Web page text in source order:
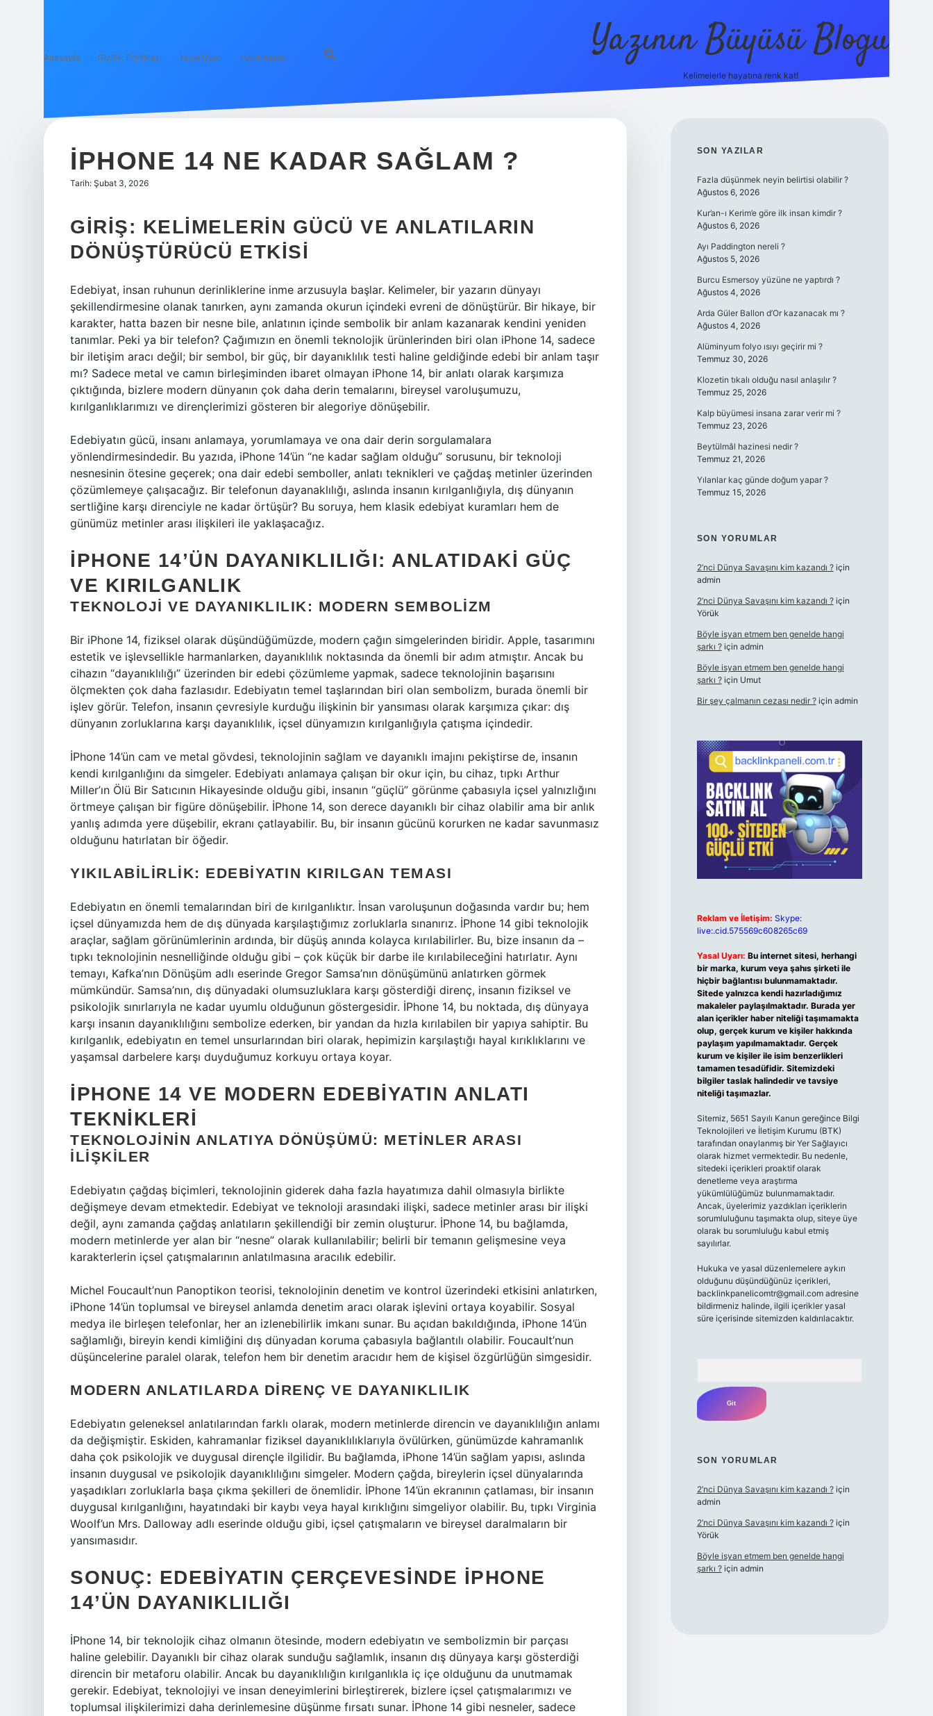
Anasayfa Gizlilik Politikası Yasal Uyarı Hakkımızda Yazının Büyüsü Blogu
Kelimelerle hayatına renk kat!
IPHONE 14 NE KADAR SAĞLAM ?
Tarih: Şubat 3, 2026
GIRIŞ: KELIMELERIN GÜCÜ VE ANLATILARIN
DÖNÜŞTÜRÜCÜ ETKISI
Edebiyat, insan ruhunun derinliklerine inme arzusuyla başlar. Kelimeler, bir yazarın dünyayı
şekillendirmesine olanak tanırken, aynı zamanda okurun içindeki evreni de dönüştürür. Bir hikaye, bir
karakter, hatta bazen bir nesne bile, anlatının içinde sembolik bir anlam kazanarak kendini yeniden
tanımlar. Peki ya bir telefon? Çağımızın en önemli teknolojik ürünlerinden biri olan iPhone 14, sadece
bir iletişim aracı değil; bir sembol, bir güç, bir dayanıklılık testi haline geldiğinde edebi bir anlam taşır
mı? Sadece metal ve camın birleşiminden ibaret olmayan iPhone 14, bir anlatı olarak karşımıza
çıktığında, bizlere modern dünyanın çok daha derin temalarını, bireysel varoluşumuzu,
kırılganlıklarımızı ve dirençlerimizi gösteren bir alegoriye dönüşebilir.
Edebiyatın gücü, insanı anlamaya, yorumlamaya ve ona dair derin sorgulamalara
yönlendirmesindedir. Bu yazıda, iPhone 14’ün “ne kadar sağlam olduğu” sorusunu, bir teknoloji
nesnesinin ötesine geçerek; ona dair edebi semboller, anlatı teknikleri ve çağdaş metinler üzerinden
çözümlemeye çalışacağız. Bir telefonun dayanaklılığı, aslında insanın kırılganlığıyla, dış dünyanın
sertliğine karşı direnciyle ne kadar örtüşür? Bu soruya, hem klasik edebiyat kuramları hem de
günümüz metinler arası ilişkileri ile yaklaşacağız.
İPHONE 14’ÜN DAYANIKLILIĞI: ANLATIDAKI GÜÇ
VE KIRILGANLIK
TEKNOLOJI VE DAYANIKLILIK: MODERN SEMBOLIZM
Bir iPhone 14, fiziksel olarak düşündüğümüzde, modern çağın simgelerinden biridir. Apple, tasarımını
estetik ve işlevsellikle harmanlarken, dayanıklılık noktasında da önemli bir adım atmıştır. Ancak bu
cihazın “dayanıklılığı” üzerinden bir edebi çözümleme yapmak, sadece teknolojinin başarısını
ölçmekten çok daha fazlasıdır. Edebiyatın temel taşlarından biri olan sembolizm, burada önemli bir
işlev görür. Telefon, insanın çevresiyle kurduğu ilişkinin bir yansıması olarak karşımıza çıkar: dış
dünyanın zorluklarına karşı dayanıklılık, içsel dünyamızın kırılganlığıyla çatışma içindedir.
İPhone 14’ün cam ve metal gövdesi, teknolojinin sağlam ve dayanıklı imajını pekiştirse de, insanın
kendi kırılganlığını da simgeler. Edebiyatı anlamaya çalışan bir okur için, bu cihaz, tıpkı Arthur
Miller’ın Ölü Bir Satıcının Hikayesinde olduğu gibi, insanın “güçlü” görünme çabasıyla içsel yalnızlığını
örtmeye çalışan bir figüre dönüşebilir. İPhone 14, son derece dayanıklı bir cihaz olabilir ama bir anlık
yanlış adımda yere düşebilir, ekranı çatlayabilir. Bu, bir insanın gücünü korurken ne kadar savunmasız
olduğunu hatırlatan bir öğedir.
YIKILABILIRLIK: EDEBIYATIN KIRILGAN TEMASI
Edebiyatın en önemli temalarından biri de kırılganlıktır. İnsan varoluşunun doğasında vardır bu; hem
içsel dünyamızda hem de dış dünyada karşılaştığımız zorluklarla sınanırız. İPhone 14 gibi teknolojik
araçlar, sağlam görünümlerinin ardında, bir düşüş anında kolayca kırılabilirler. Bu, bize insanın da –
tıpkı teknolojinin nesnelliğinde olduğu gibi – çok küçük bir darbe ile kırılabileceğini hatırlatır. Aynı
temayı, Kafka’nın Dönüşüm adlı eserinde Gregor Samsa’nın dönüşümünü anlatırken görmek
mümkündür. Samsa’nın, dış dünyadaki olumsuzluklara karşı gösterdiği direnç, insanın fiziksel ve
psikolojik sınırlarıyla ne kadar uyumlu olduğunun göstergesidir. İPhone 14, bu noktada, dış dünyaya
karşı insanın dayanıklılığını sembolize ederken, bir yandan da hızla kırılabilen bir yapıya sahiptir. Bu
kırılganlık, edebiyatın en temel unsurlarından biri olarak, hepimizin karşılaştığı hayal kırıklıklarını ve
yaşamsal darbelere karşı duyduğumuz korkuyu ortaya koyar.
İPHONE 14 VE MODERN EDEBIYATIN ANLATI
TEKNIKLERI
TEKNOLOJININ ANLATIYA DÖNÜŞÜMÜ: METINLER ARASI
İLIŞKILER
Edebiyatın çağdaş biçimleri, teknolojinin giderek daha fazla hayatımıza dahil olmasıyla birlikte
değişmeye devam etmektedir. Edebiyat ve teknoloji arasındaki ilişki, sadece metinler arası bir ilişki
değil, aynı zamanda çağdaş anlatıların şekillendiği bir zemin oluşturur. İPhone 14, bu bağlamda,
modern metinlerde yer alan bir “nesne” olarak kullanılabilir; belirli bir temanın gelişmesine veya
karakterlerin içsel çatışmalarının anlatılmasına aracılık edebilir.
Michel Foucault’nun Panoptikon teorisi, teknolojinin denetim ve kontrol üzerindeki etkisini anlatırken,
iPhone 14’ün toplumsal ve bireysel anlamda denetim aracı olarak işlevini ortaya koyabilir. Sosyal
medya ile birleşen telefonlar, her an izlenebilirlik imkanı sunar. Bu açıdan bakıldığında, iPhone 14’ün
sağlamlığı, bireyin kendi kimliğini dış dünyadan koruma çabasıyla bağlantılı olabilir. Foucault’nun
düşüncelerine paralel olarak, telefon hem bir denetim aracıdır hem de kişisel özgürlüğün simgesidir.
MODERN ANLATILARDA DIRENÇ VE DAYANIKLILIK
Edebiyatın geleneksel anlatılarından farklı olarak, modern metinlerde direncin ve dayanıklılığın anlamı
da değişmiştir. Eskiden, kahramanlar fiziksel dayanıklılıklarıyla övülürken, günümüzde kahramanlık
daha çok psikolojik ve duygusal dirençle ilgilidir. Bu bağlamda, iPhone 14’ün sağlam yapısı, aslında
insanın duygusal ve psikolojik dayanıklılığını simgeler. Modern çağda, bireylerin içsel dünyalarında
yaşadıkları zorluklarla başa çıkma şekilleri de önemlidir. İPhone 14’ün ekranının çatlaması, bir insanın
duygusal kırılganlığını, hayatındaki bir kaybı veya hayal kırıklığını simgeliyor olabilir. Bu, tıpkı Virginia
Woolf’un Mrs. Dalloway adlı eserinde olduğu gibi, içsel çatışmaların ve bireysel daralmaların bir
yansımasıdır.
SONUÇ: EDEBIYATIN ÇERÇEVESINDE IPHONE
14’ÜN DAYANIKLILIĞI
İPhone 14, bir teknolojik cihaz olmanın ötesinde, modern edebiyatın ve sembolizmin bir parçası
haline gelebilir. Dayanıklı bir cihaz olarak sunduğu sağlamlık, insanın dış dünyaya karşı gösterdiği
direncin bir metaforu olabilir. Ancak bu dayanıklılığın kırılganlıkla iç içe olduğunu da unutmamak
gerekir. Edebiyat, teknolojiyi ve insan deneyimlerini birleştirerek, bizlere içsel çatışmalarımızı ve
toplumsal ilişkilerimizi daha derinlemesine düşünme fırsatı sunar. İPhone 14 gibi nesneler, sadece
SIDEBAR
SON YAZILAR
Fazla düşünmek neyin belirtisi olabilir ?
Ağustos 6, 2026
Kur’an-ı Kerim’e göre ilk insan kimdir ?
Ağustos 6, 2026
Ayı Paddington nereli ?
Ağustos 5, 2026
Burcu Esmersoy yüzüne ne yaptırdı ?
Ağustos 4, 2026
Arda Güler Ballon d’Or kazanacak mı ?
Ağustos 4, 2026
Alüminyum folyo ısıyı geçirir mi ?
Temmuz 30, 2026
Klozetin tıkalı olduğu nasıl anlaşılır ?
Temmuz 25, 2026
Kalp büyümesi insana zarar verir mi ?
Temmuz 23, 2026
Beytülmâl hazinesi nedir ?
Temmuz 21, 2026
Yılanlar kaç günde doğum yapar ?
Temmuz 15, 2026
SON YORUMLAR
2’nci Dünya Savaşını kim kazandı ?için
admin
2’nci Dünya Savaşını kim kazandı ?için
Yörük
Böyle isyan etmem ben genelde hangi
şarkı ?için admin
Böyle isyan etmem ben genelde hangi
şarkı ?için Umut
Bir şey çalmanın cezası nedir ?için admin
Reklam ve İletişim: Skype:
live:.cid.575569c608265c69
Yasal Uyarı: Bu internet sitesi, herhangi
bir marka, kurum veya şahıs şirketi ile
hiçbir bağlantısı bulunmamaktadır.
Sitede yalnızca kendi hazırladığımız
makaleler paylaşılmaktadır. Burada yer
alan içerikler haber niteliği taşımamakta
olup, gerçek kurum ve kişiler hakkında
paylaşım yapılmamaktadır. Gerçek
kurum ve kişiler ile isim benzerlikleri
tamamen tesadüfidir. Sitemizdeki
bilgiler taslak halindedir ve tavsiye
niteliği taşımazlar.
Sitemiz, 5651 Sayılı Kanun gereğince Bilgi
Teknolojileri ve İletişim Kurumu (BTK)
tarafından onaylanmış bir Yer Sağlayıcı
olarak hizmet vermektedir. Bu nedenle,
sitedeki içerikleri proaktif olarak
denetleme veya araştırma
yükümlülüğümüz bulunmamaktadır.
Ancak, üyelerimiz yazdıkları içeriklerin
sorumluluğunu taşımakta olup, siteye üye
olarak bu sorumluluğu kabul etmiş
sayılırlar.
Hukuka ve yasal düzenlemelere aykırı
olduğunu düşündüğünüz içerikleri,
backlinkpanelicomtr@gmail.comadresine
bildirmeniz halinde, ilgili içerikler yasal
süre içerisinde sitemizden kaldırılacaktır.
SON YORUMLAR
2’nci Dünya Savaşını kim kazandı ?için
admin
2’nci Dünya Savaşını kim kazandı ?için
Yörük
Böyle isyan etmem ben genelde hangi
şarkı ?için admin